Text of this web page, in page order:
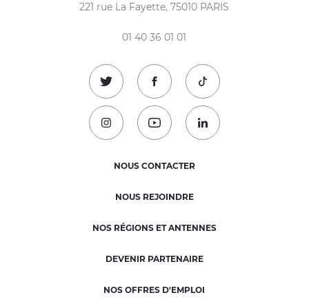
221 rue La Fayette, 75010 PARIS
01 40 36 01 01
Suivez-nous sur Twitter !
Suivez-nous sur Facebook !
Suivez-nous sur
Suivez-nous sur Instagram !
Suivez-nous sur Youtube !
Suivez-nous sur
NOUS CONTACTER
NOUS REJOINDRE
NOS RÉGIONS ET ANTENNES
DEVENIR PARTENAIRE
NOS OFFRES D'EMPLOI